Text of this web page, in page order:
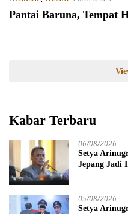
Pantai Baruna, Tempat
Kabar Terbaru
06/08/2026
Setya
Jepang Jadi
05/08/2026
Setya